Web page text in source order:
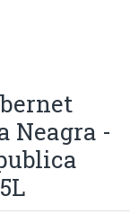
Neagra -